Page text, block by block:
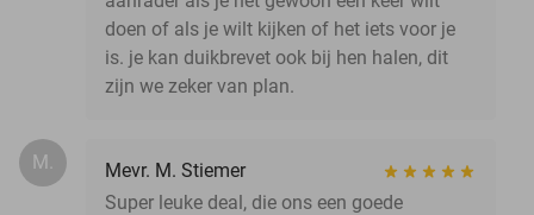
doen of als je wilt kijken of het iets voor je
is. je kan duikbrevet ook bij hen halen, dit
zijn we zeker van plan.
M.
Mevr. M. Stiemer
Super leuke deal, die ons een goede